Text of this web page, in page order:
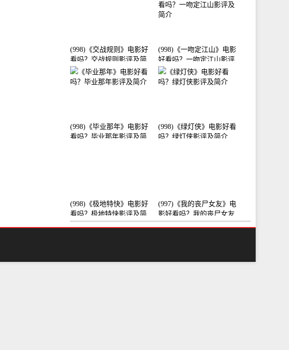
(998)《交战规则》电影好
看吗？交战规则影评及简
介
(998)《一吻定江山》电影
好看吗？一吻定江山影评
及简介
(998)《毕业那年》电影好
看吗？毕业那年影评及简
(998)《绿灯侠》电影好看
吗？绿灯侠影评及简介
(998)《极地特快》电影好
看吗？极地特快影评及简
介
(997)《我的丧尸女友》电
影好看吗？我的丧尸女友
影评及简介